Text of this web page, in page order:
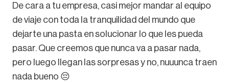
De cara a tu empresa, casi mejor mandar al equipo
de viaje con toda la tranquilidad del mundo que
dejarte una pasta en solucionar lo que les pueda
pasar. Que creemos que nunca va a pasar nada,
pero luego llegan las sorpresas y no, nuuunca traen
nada bueno 😔